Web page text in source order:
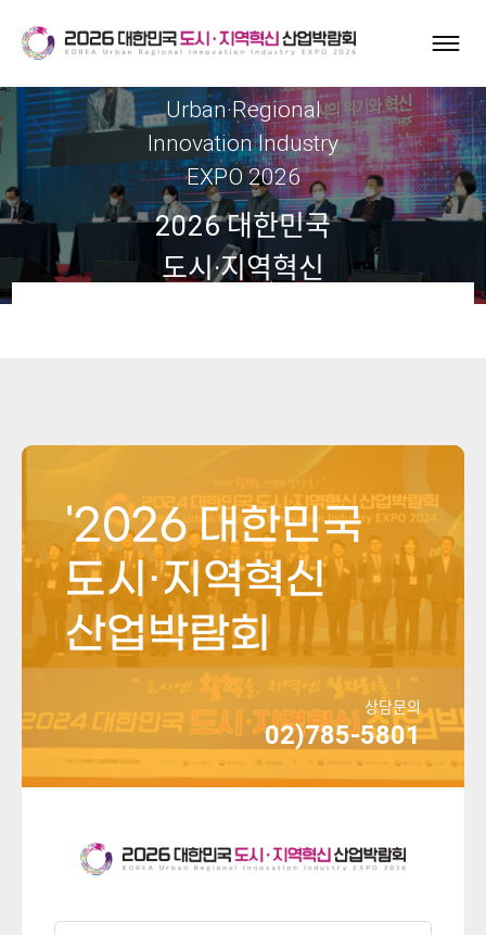
Urban·Regional
Innovation Industry
EXPO 2026
2026 대한민국
도시·지역혁신
'2026 대한민국
도시·지역혁신
산업박람회
상담문의
02)785-5801